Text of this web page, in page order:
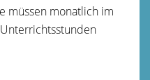
müssen monatlich im